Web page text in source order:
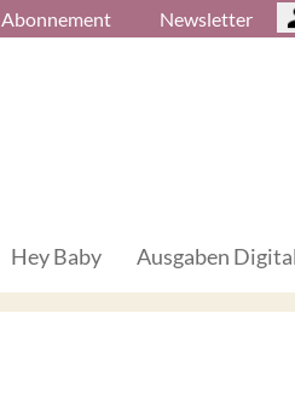
Abonnement Newsletter
Hey Baby Ausgaben Digital